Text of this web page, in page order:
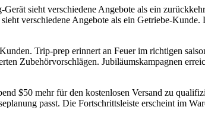
sieht verschiedene Angebote als ein
verschiedene Angebote als ein Getriebe-
Trip-prep erinnert an Feuer im richtigen
Zubehörvorschlägen. Jubiläumskampagnen
$50 mehr für den kostenlosen Versand zu
passt. Die Fortschrittsleiste erscheint im